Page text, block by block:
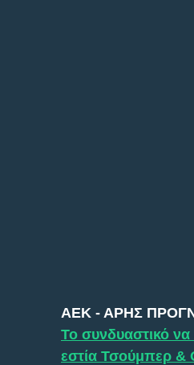
ΑΕΚ - ΑΡΗΣ
Το συνδυαστικό
εστία Τσούμπερ &